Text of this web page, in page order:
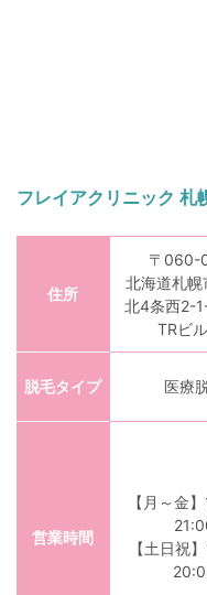
フレイアクリニック 札
住所
〒060-
北海道札幌
北4条西2-
TRビ
脱毛タイプ 医療
営業時間
【月～金
【土日祝